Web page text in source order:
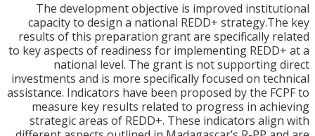
The development objective is improved
capacity to design a national REDD+
results of this preparation grant are specifically
to key aspects of readiness for implementing
national level. The grant is not supporting
investments and is more specifically focused on
assistance. Indicators have been proposed by the
measure key results related to progress in
strategic areas of REDD+. These indicators